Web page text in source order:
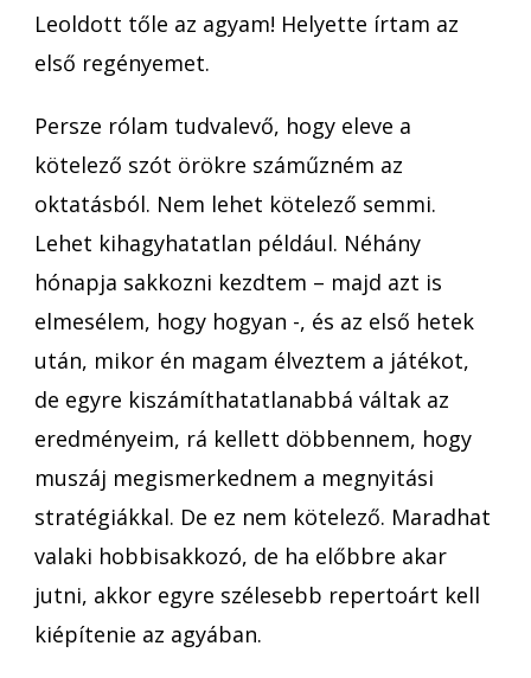
Leoldott tőle az agyam! Helyette írtam az
első regényemet.
Persze rólam tudvalevő, hogy eleve a
kötelező szót örökre száműzném az
oktatásból. Nem lehet kötelező semmi.
Lehet kihagyhatatlan például. Néhány
hónapja sakkozni kezdtem – majd azt is
elmesélem, hogy hogyan -, és az első hetek
után, mikor én magam élveztem a játékot,
de egyre kiszámíthatatlanabbá váltak az
eredményeim, rá kellett döbbennem, hogy
muszáj megismerkednem a megnyitási
stratégiákkal. De ez nem kötelező. Maradhat
valaki hobbisakkozó, de ha előbbre akar
jutni, akkor egyre szélesebb repertoárt kell
kiépítenie az agyában.